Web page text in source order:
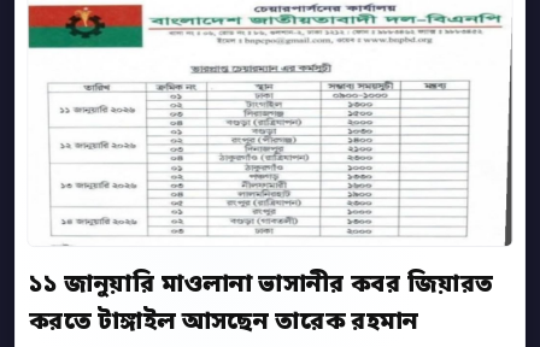
১১ জানুয়ারি মাওলানা ভাসানীর কবর জিয়ারত
করতে টাঙ্গাইল আসছেন তারেক রহমান